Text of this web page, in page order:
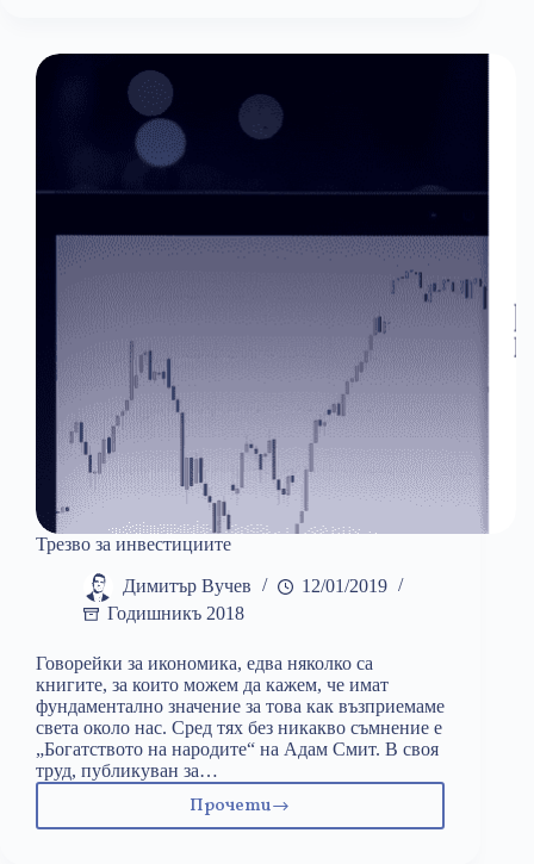
побеждава
#Годишникъ2019
Трезво за инвестициите
Димитър Вучев
12/01/2019
Годишникъ 2018
Говорейки за икономика, едва няколко са
книгите, за които можем да кажем, че имат
фундаментално значение за това как възприемаме
света около нас. Сред тях без никакво съмнение е
„Богатството на народите“ на Адам Смит. В своя
труд, публикуван за…
Прочети
Трезво